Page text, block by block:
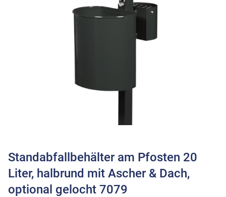
Standabfallbehälter am Pfosten 20
Liter, halbrund mit Ascher & Dach,
optional gelocht 7079